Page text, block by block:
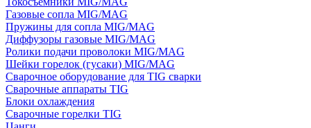
Газовые сопла MIG/MAG
Пружины для сопла MIG/MAG
Диффузоры газовые MIG/MAG
Ролики подачи проволоки MIG/MAG
Шейки горелок (гусаки) MIG/MAG
Сварочное оборудование для TIG сварки
Сварочные аппараты TIG
Блоки охлаждения
Сварочные горелки TIG